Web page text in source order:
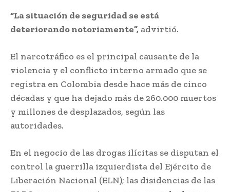
“La situación de seguridad se está
deteriorando notoriamente”, advirtió.
El narcotráfico es el principal causante de la
violencia y el conflicto interno armado que se
registra en Colombia desde hace más de cinco
décadas y que ha dejado más de 260.000 muertos
y millones de desplazados, según las
autoridades.
En el negocio de las drogas ilícitas se disputan el
control la guerrilla izquierdista del Ejército de
Liberación Nacional (ELN); las disidencias de las